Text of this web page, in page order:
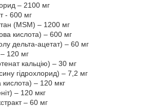
– 2100 мг
- 600 мг
(MSM) – 1200 мг
кислота) – 600 мг
дельта-ацетат) – 60 мг
– 120 мг
кальцію) – 30 мг
гідрохлорид) – 7,2 мг
кислота) – 120 мкг
– 120 мкг
– 60 мг